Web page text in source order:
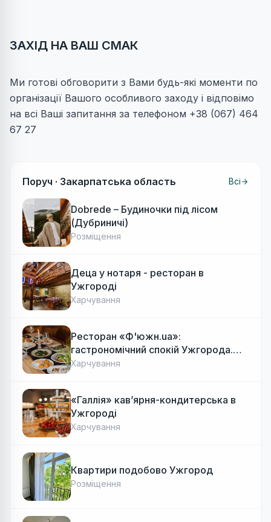
ЗАХІД НА ВАШ СМАК
Ми готові обговорити з Вами будь-які моменти по
організації Вашого особливого заходу і відповімо
на всі Ваші запитання за телефоном +38 (067) 464
67 27
Поруч · Закарпатська область Всі
Dobrede – Будиночки під лісом
(Дубриничі)
Розміщення
Деца у нотаря - ресторан в
Ужгороді
Харчування
Ресторан «Ф'южн.ua»:
гастрономічний спокій Ужгорода.
Авторська локальна кухня, затишок
Харчування
«Галлія» кав’ярня-кондитерська в
Ужгороді
Харчування
Квартири подобово Ужгород
Розміщення